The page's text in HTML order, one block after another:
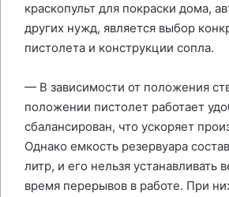
краскопульт для покраски дома,
других нужд, является выбор
пистолета и конструкции сопла.
— В зависимости от положения
положении пистолет работает
сбалансирован, что ускоряет
Однако емкость резервуара
литр, и его нельзя устанавливать
время перерывов в работе. При